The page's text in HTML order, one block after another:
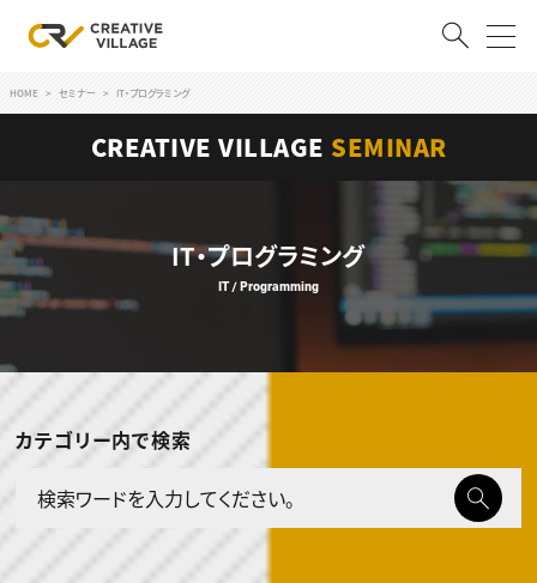
ACCOUNT
ログイン 会員登録
RECRUIT
クリエイター求人を探す
採用説明会
スキルアップしたい！
スキルアップしたい！ トップ
デザイン
TOP Creator’s コラム
HOME セミナー IT・プログラミング
CREATIVE VILLAGE SEMINAR
IT・プログラミング
IT / Programming
カテゴリー内で検索